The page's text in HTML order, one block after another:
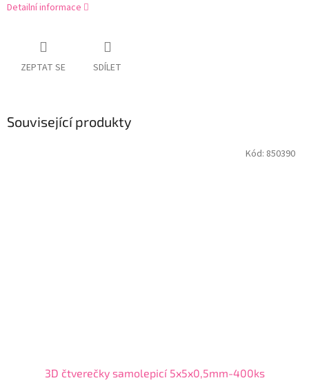
Detailní informace
ZEPTAT SE SDÍLET
Související produkty
3D čtverečky samolepicí 5x5x0,5mm-400ks
Kód: 850390